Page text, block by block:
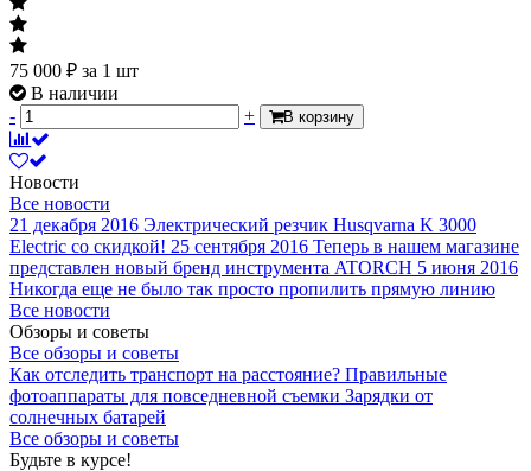
75 000 ₽ за 1 шт
В наличии
-
+ В корзину
Новости
Все новости
21 декабря 2016 Электрический резчик Husqvarna K 3000
Electric со скидкой! 25 сентября 2016 Теперь в нашем магазине
представлен новый бренд инструмента ATORCH 5 июня 2016
Никогда еще не было так просто пропилить прямую линию
Все новости
Обзоры и советы
Все обзоры и советы
Как отследить транспорт на расстояние? Правильные
фотоаппараты для повседневной съемки Зарядки от
солнечных батарей
Все обзоры и советы
Будьте в курсе!